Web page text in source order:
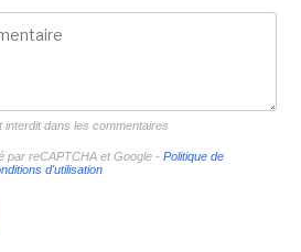
interdit dans les commentaires
par reCAPTCHA et Google - Politique de
d'utilisation